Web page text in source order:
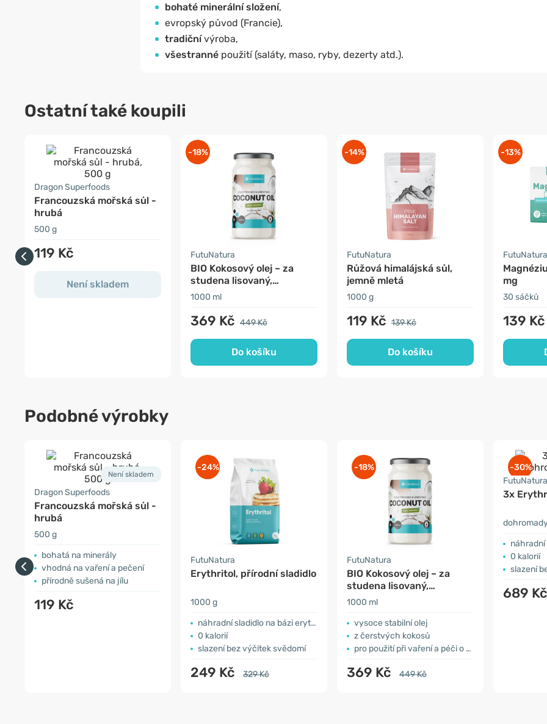
bohaté minerální složení,
evropský původ (Francie),
tradičnívýroba,
všestrannépoužití (saláty, maso, ryby, dezerty atd.).
Ostatní také koupili
Dragon Superfoods
Francouzská mořská sůl -
hrubá
500 g
119 Kč
Není skladem
-18%
FutuNatura
BIO Kokosový olej – za
studena lisovaný,
nerafinovaný
1000 ml
369 Kč 449 Kč
Do košíku
-14%
FutuNatura
Růžová himalájská sůl,
jemně mletá
1000 g
119 Kč 139 Kč
Do košíku
-13%
FutuNatura
mg
30 sáčků
139 Kč
Podobné výrobky
Není skladem
Dragon Superfoods
Francouzská mořská sůl -
hrubá
500 g
bohatá na minerály
vhodná na vaření a pečení
přírodně sušená na jílu
119 Kč
-24%
FutuNatura
Erythritol, přírodní sladidlo
1000 g
náhradní sladidlo na bázi erythritolu
0 kalorií
slazení bez výčitek svědomí
249 Kč 329 Kč
-18%
FutuNatura
BIO Kokosový olej – za
studena lisovaný,
nerafinovaný
1000 ml
vysoce stabilní olej
z čerstvých kokosů
pro použití při vaření a péči o pleť
369 Kč 449 Kč
-30%
FutuNatura
3x
náhradní
0 kalorií
slazení
689 Kč